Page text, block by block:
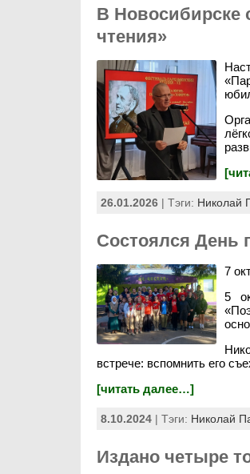
В Новосибирске
чтения»
26.01.2026| Тэги: Николай
Состоялся День
7
5
встрече: вспомнить его
[читать далее…]
8.10.2024| Тэги: Николай
Издано четыре